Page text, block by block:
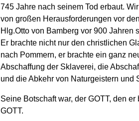
745 Jahre nach seinem Tod erbaut.
von großen Herausforderungen vor
Hlg.Otto von Bamberg vor 900 Jahren
Er brachte nicht nur den christlichen
nach Pommern, er brachte ein ganz
Abschaffung der Sklaverei, die
und die Abkehr von Naturgeistern und
Seine Botschaft war, der GOTT, den
GOTT.